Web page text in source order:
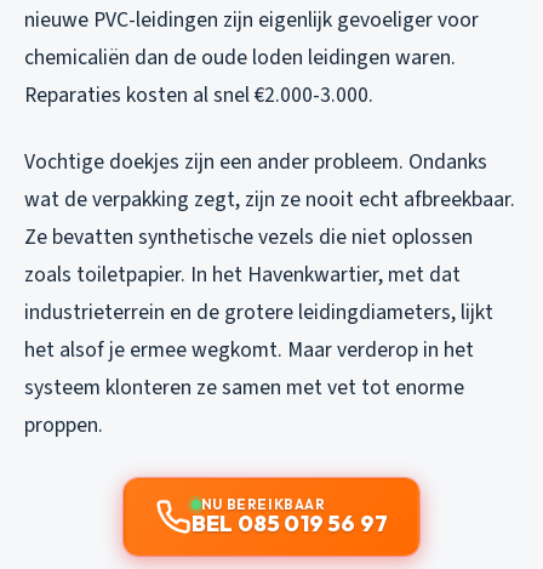
nieuwe PVC-leidingen zijn eigenlijk gevoeliger voor
chemicaliën dan de oude loden leidingen waren.
Reparaties kosten al snel €2.000-3.000.
Vochtige doekjes zijn een ander probleem. Ondanks
wat de verpakking zegt, zijn ze nooit echt afbreekbaar.
Ze bevatten synthetische vezels die niet oplossen
zoals toiletpapier. In het Havenkwartier, met dat
industrieterrein en de grotere leidingdiameters, lijkt
het alsof je ermee wegkomt. Maar verderop in het
systeem klonteren ze samen met vet tot enorme
proppen.
NU BEREIKBAAR
BEL 085 019 56 97